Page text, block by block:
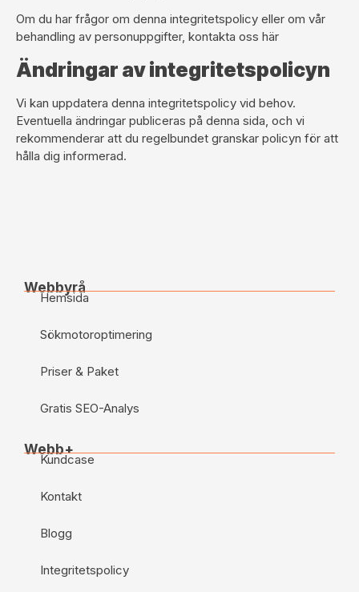
Om du har frågor om denna integritetspolicy eller om vår
behandling av personuppgifter, kontakta oss här
Ändringar av integritetspolicyn
Vi kan uppdatera denna integritetspolicy vid behov.
Eventuella ändringar publiceras på denna sida, och vi
rekommenderar att du regelbundet granskar policyn för att
hålla dig informerad.
Webbyrå
Hemsida
Sökmotoroptimering
Priser & Paket
Gratis SEO-Analys
Webb+
Kundcase
Kontakt
Blogg
Integritetspolicy